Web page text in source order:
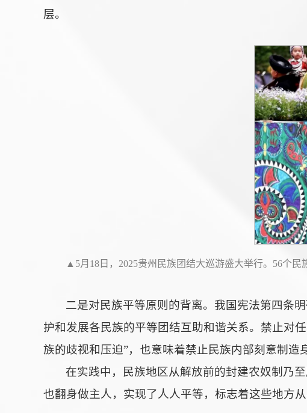
层。
▲5月18日，2025贵州民族团结大巡游盛大举行。56个民
二是对民族平等原则的背离。我国宪法第四条
护和发展各民族的平等团结互助和谐关系。禁止对
族的歧视和压迫”，也意味着禁止民族内部刻意制造
在实践中，民族地区从解放前的封建农奴制乃
也翻身做主人，实现了人人平等，标志着这些地方